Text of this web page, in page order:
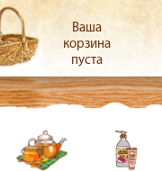
Ваша
корзина
пуста